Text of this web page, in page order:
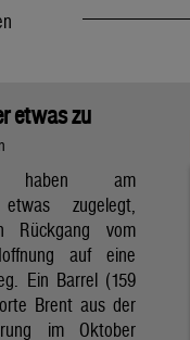
etwas zu
haben am
etwas zugelegt,
Rückgang vom
auf eine
Ein Barrel (159
Brent aus der
im Oktober